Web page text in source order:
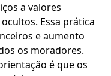
a valores
Essa prática
e aumento
os moradores.
é que os